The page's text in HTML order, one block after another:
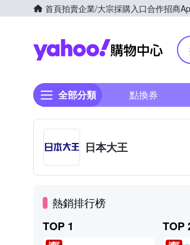
首頁拍賣企業/大宗採購入口合作招商
全部分類 點換券
日本大王
熱銷排行榜
TOP 1
TOP